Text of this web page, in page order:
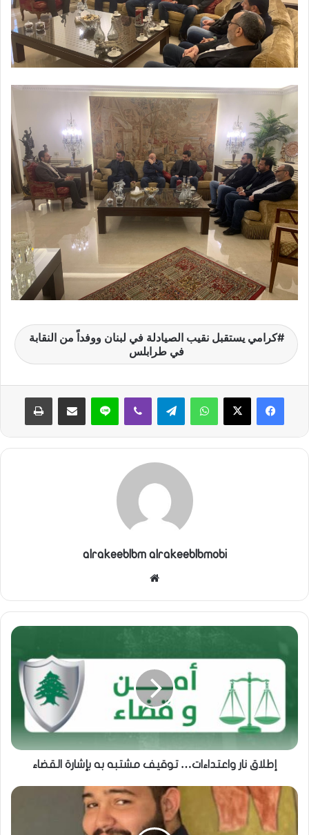
كرامي يستقبل نقيب الصيادلة في لبنان ووفداً من النقابة
في طرابلس
واتساب تيلقرام ڤايبر لاين مشاركة عبر البريد طباعة
alrakeeblbm alrakeeblbmobi
إطلاق نار واعتداءات… توقيف مشتبه به بإشارة القضاء